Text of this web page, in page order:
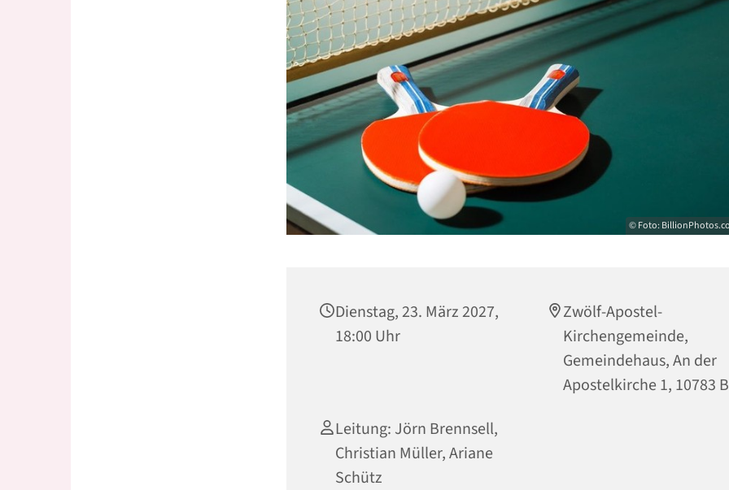
© Foto:
Dienstag, 23. März 2027,
18:00 Uhr
Zwölf-Apostel-
Kirchengemeinde,
Gemeindehaus, An der
Apostelkirche 1, 10783
Leitung: Jörn Brennsell,
Christian Müller, Ariane
Schütz